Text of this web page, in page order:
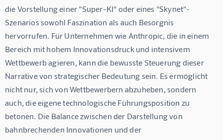
die Vorstellung einer "Super-KI" oder eines "Skynet"-
Szenarios sowohl Faszination als auch Besorgnis
hervorrufen. Für Unternehmen wie Anthropic, die in einem
Bereich mit hohem Innovationsdruck und intensivem
Wettbewerb agieren, kann die bewusste Steuerung dieser
Narrative von strategischer Bedeutung sein. Es ermöglicht
nicht nur, sich von Wettbewerbern abzuheben, sondern
auch, die eigene technologische Führungsposition zu
betonen. Die Balance zwischen der Darstellung von
bahnbrechenden Innovationen und der